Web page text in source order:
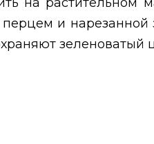
и нарезанной
зеленоватый